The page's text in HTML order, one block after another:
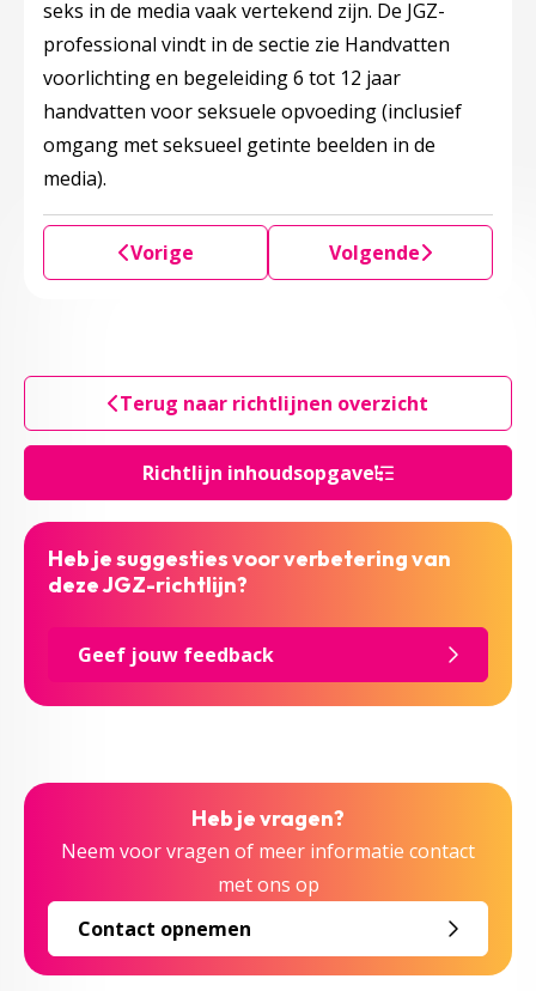
Richtlijn inhoudsopgave
seks in de media vaak vertekend zijn. De JGZ-
professional vindt in de sectie zie Handvatten
voorlichting en begeleiding 6 tot 12 jaar
handvatten voor seksuele opvoeding (inclusief
omgang met seksueel getinte beelden in de
media).
Vorige Volgende
Terug naar richtlijnen overzicht
Heb je suggesties voor verbetering van
deze JGZ-richtlijn?
Geef jouw feedback
Heb je vragen?
Neem voor vragen of meer informatie contact
met ons op
Contact opnemen